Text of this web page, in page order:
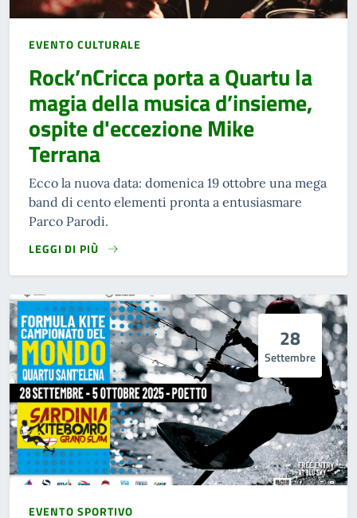
EVENTO CULTURALE
Rock’nCricca porta a Quartu la
magia della musica d’insieme,
ospite d'eccezione Mike
Terrana
Ecco la nuova data: domenica 19 ottobre una mega
band di cento elementi pronta a entusiasmare
Parco Parodi.
LEGGI DI PIÙ
28
Settembre
EVENTO SPORTIVO